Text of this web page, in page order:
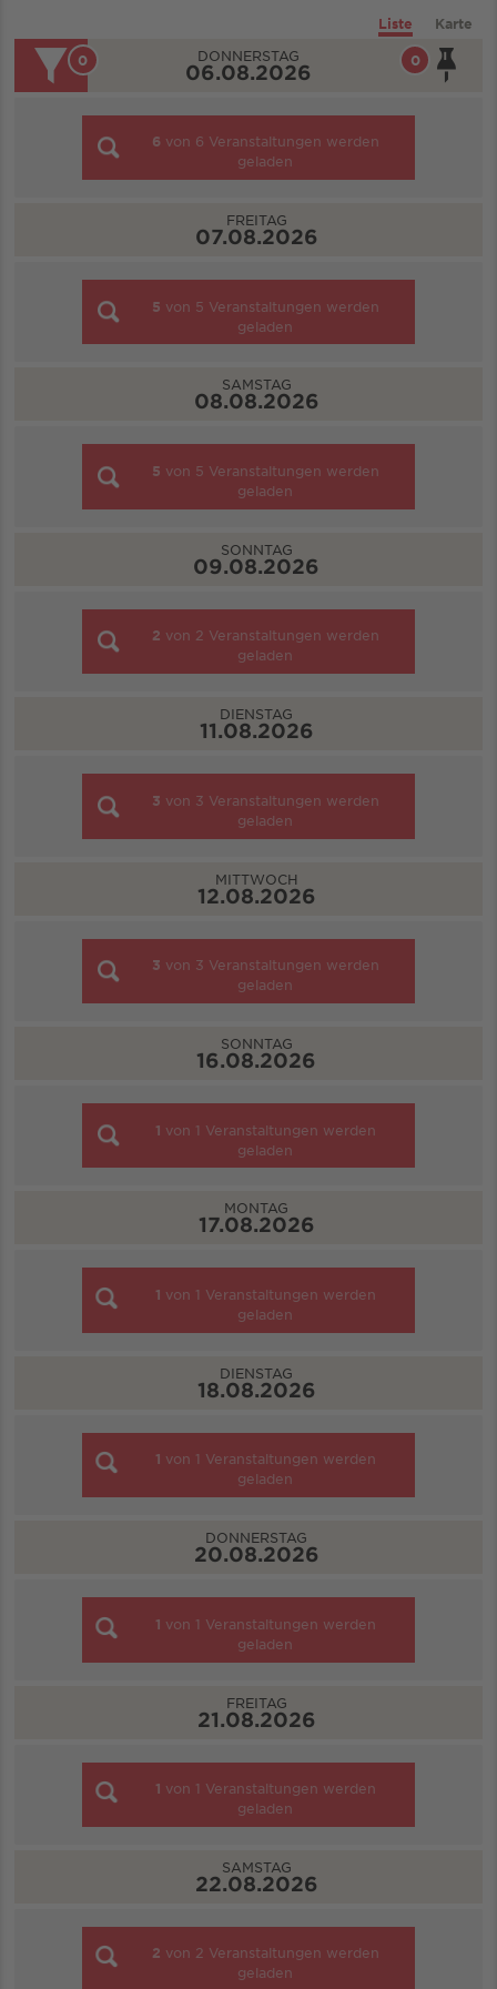
Liste Karte
0
0 DONNERSTAG
06.08.2026
6 von 6 Veranstaltungen werden
geladen
FREITAG
07.08.2026
5 von 5 Veranstaltungen werden
geladen
SAMSTAG
08.08.2026
5 von 5 Veranstaltungen werden
geladen
SONNTAG
09.08.2026
2 von 2 Veranstaltungen werden
geladen
DIENSTAG
11.08.2026
3 von 3 Veranstaltungen werden
geladen
MITTWOCH
12.08.2026
3 von 3 Veranstaltungen werden
geladen
SONNTAG
16.08.2026
1 von 1 Veranstaltungen werden
geladen
MONTAG
17.08.2026
1 von 1 Veranstaltungen werden
geladen
DIENSTAG
18.08.2026
1 von 1 Veranstaltungen werden
geladen
DONNERSTAG
20.08.2026
1 von 1 Veranstaltungen werden
geladen
FREITAG
21.08.2026
1 von 1 Veranstaltungen werden
geladen
SAMSTAG
22.08.2026
2 von 2 Veranstaltungen werden
geladen